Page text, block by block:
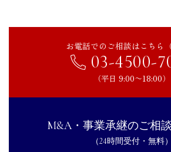
お電話でのご相談はこちら（
03-4500-
（平日 9:00〜18:00）
M&A・事業承継のご相
（24時間受付・無料）